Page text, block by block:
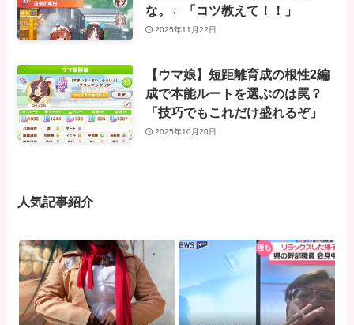
な。←「コツ教えて！！」
2025年11月22日
【ウマ娘】短距離育成の根性2編
成で本能ルートを選ぶのは罠？
「技巧でもこれだけ盛れるぞ」
2025年10月20日
人気記事紹介